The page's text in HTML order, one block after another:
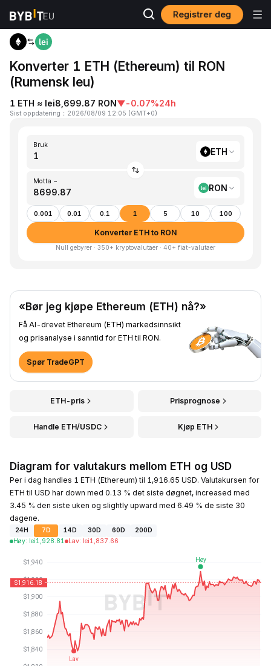
Registrer deg
Hjem ETH to RON
Konverter 1 ETH (Ethereum) til RON
(Rumensk leu)
1 ETH ≈ lei8,699.87 RON▼-0.07%24h
Sist oppdatering ： 2026/08/09 12:05 (GMT+0)
Bruk
ETH
Motta ~
RON
0.001 0.01 0.1 1 5 10 100
Konverter ETH to RON
Null gebyrer · 350+ kryptovalutaer · 40+ fiat-valutaer
«Bør jeg kjøpe Ethereum (ETH) nå?»
Få AI-drevet Ethereum (ETH) markedsinnsikt
og prisanalyse i sanntid for ETH til RON.
Spør TradeGPT
ETH-pris Prisprognose
Handle ETH/USDC Kjøp ETH
Diagram for valutakurs mellom ETH og USD
Per i dag handles 1 ETH (Ethereum) til 1,916.65 USD. Valutakursen for
ETH til USD har down med 0.13 % det siste døgnet, increased med
3.45 % den siste uken og slightly upward med 6.49 % de siste 30
dagene.
24H 7D 14D 30D 60D
200D
Høy: lei1,928.81 Lav: lei1,837.66
Sist oppdatert: 2026-08-09, 12:05 GMT+0